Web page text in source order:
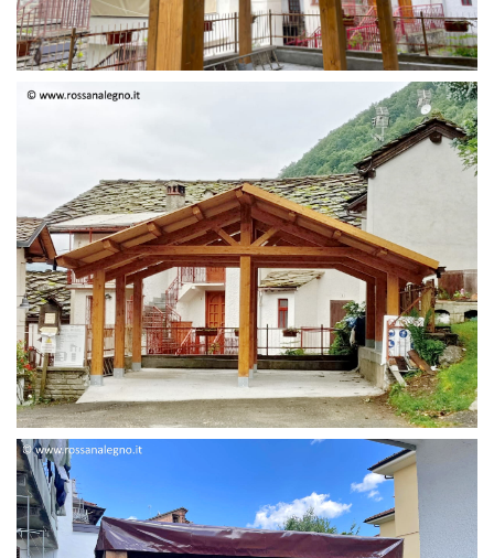
STRUTTURA IN ABETE LAMELLARE
STRUTTURA DUE FALDE